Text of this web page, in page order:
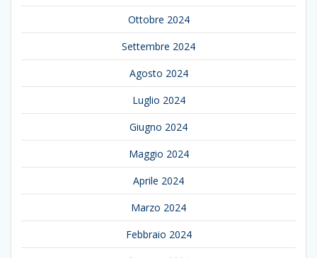
Ottobre 2024
Settembre 2024
Agosto 2024
Luglio 2024
Giugno 2024
Maggio 2024
Aprile 2024
Marzo 2024
Febbraio 2024